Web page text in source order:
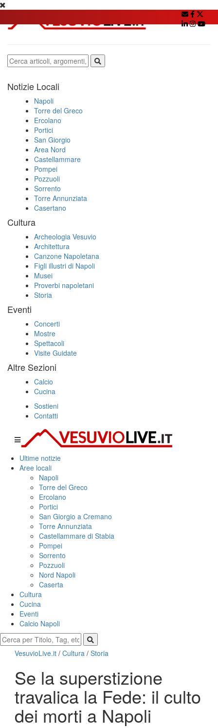
Notizie Locali
Napoli
Torre del Greco
Ercolano
Portici
San Giorgio
Area Nord
Castellammare
Pompei
Pozzuoli
Sorrento
Torre Annunziata
Casertano
Cultura
Archeologia Vesuvio
Architettura
Canzone Napoletana
Figli illustri di Napoli
Musei
Proverbi napoletani
Storia
Eventi
Concerti
Mostre
Spettacoli
Visite Guidate
Altre Sezioni
Calcio
Cucina
Sostieni
Contatti
Ultime notizie
Aree locali
Napoli
Torre del Greco
Ercolano
Portici
San Giorgio a Cremano
Torre Annunziata
Castellammare di Stabia
Pompei
Sorrento
Pozzuoli
Nord Napoli
Caserta
Cultura
Cucina
Eventi
Calcio Napoli
VesuvioLive.it / Cultura / Storia
Se la superstizione
travalica la Fede: il culto
dei morti a Napoli